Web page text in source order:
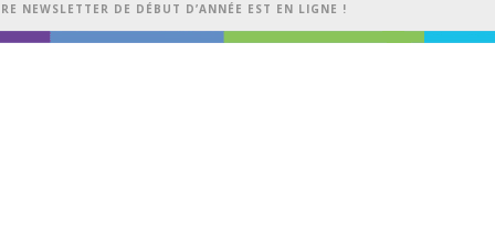
NEWSLETTER DE DÉBUT D’ANNÉE EST EN LIGNE !